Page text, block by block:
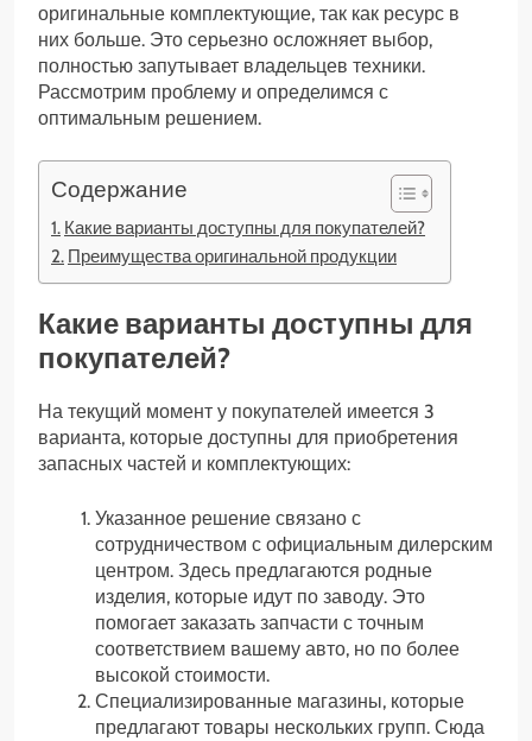
оригинальные комплектующие, так как ресурс в
них больше. Это серьезно осложняет выбор,
полностью запутывает владельцев техники.
Рассмотрим проблему и определимся с
оптимальным решением.
Содержание
Какие варианты доступны для покупателей?
Преимущества оригинальной продукции
Какие варианты доступны для
покупателей?
На текущий момент у покупателей имеется 3
варианта, которые доступны для приобретения
запасных частей и комплектующих:
Указанное решение связано с
сотрудничеством с официальным дилерским
центром. Здесь предлагаются родные
изделия, которые идут по заводу. Это
помогает заказать запчасти с точным
соответствием вашему авто, но по более
высокой стоимости.
Специализированные магазины, которые
предлагают товары нескольких групп. Сюда